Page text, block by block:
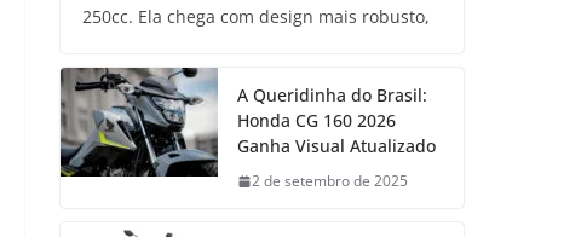
250cc. Ela chega com design mais robusto,
A Queridinha do Brasil:
Honda CG 160 2026
Ganha Visual Atualizado
2 de setembro de 2025